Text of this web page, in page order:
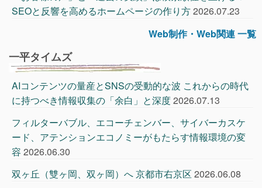
SEOと反響を高めるホームページの作り方2026.07.23
Web制作・Web関連 一覧
一平タイムズ
AIコンテンツの量産とSNSの受動的な波 これからの時代
に持つべき情報収集の「余白」と深度2026.07.13
フィルターバブル、エコーチェンバー、サイバーカスケ
ード、アテンションエコノミーがもたらす情報環境の変
容 2026.06.30
双ヶ丘（雙ヶ岡、双ヶ岡）へ 京都市右京区 2026.06.08